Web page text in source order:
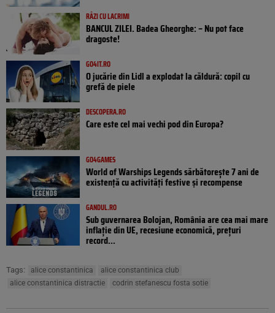
RÂZI CU LACRIMI
BANCUL ZILEI. Badea Gheorghe: – Nu pot face
dragoste!
GO4IT.RO
O jucărie din Lidl a explodat la căldură: copil cu
grefă de piele
DESCOPERA.RO
Care este cel mai vechi pod din Europa?
GO4GAMES
World of Warships Legends sărbătorește 7 ani de
existență cu activități festive și recompense
GANDUL.RO
Sub guvernarea Bolojan, România are cea mai mare
inflație din UE, recesiune economică, prețuri
record...
Tags: alice constantinica
alice constantinica club
alice constantinica distractie
codrin stefanescu fosta sotie